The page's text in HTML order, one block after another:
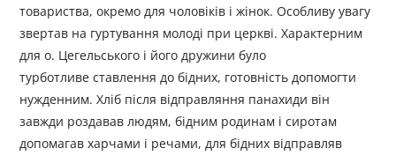
товариства, окремо для чоловіків і жінок. Особливу увагу
звертав на гуртування молоді при церкві. Характерним
для о. Цегельського і його дружини було
турботливе ставлення до бідних, готовність допомогти
нужденним. Хліб після відправляння панахиди він
завжди роздавав людям, бідним родинам і сиротам
допомагав харчами і речами, для бідних відправляв